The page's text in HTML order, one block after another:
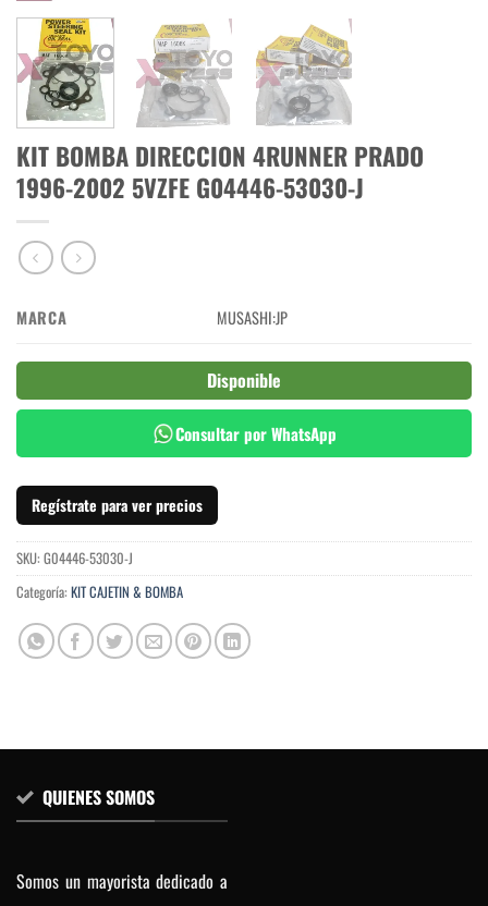
KIT BOMBA DIRECCION 4RUNNER PRADO
1996-2002 5VZFE G04446-53030-J
MARCA MUSASHI:JP
Disponible
Consultar por WhatsApp
Regístrate para ver precios
SKU: G04446-53030-J
Categoría: KIT CAJETIN & BOMBA
QUIENES SOMOS
Somos un mayorista dedicado a